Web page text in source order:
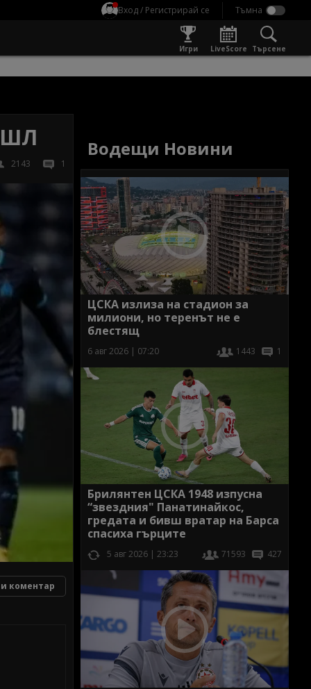
Вход / Регистрирай се
Игри LiveScore Търсене
ШЛ
2143 1
коментар
Водещи Новини
ЦСКА излиза на стадион за
милиони, но теренът не е
блестящ
6 авг 2026 | 07:20 1443 1
Брилянтен ЦСКА 1948 изпусна
“звездния" Панатинайкос,
гредата и бивш вратар на Барса
спасиха гърците
5 авг 2026 | 23:23 71593 427